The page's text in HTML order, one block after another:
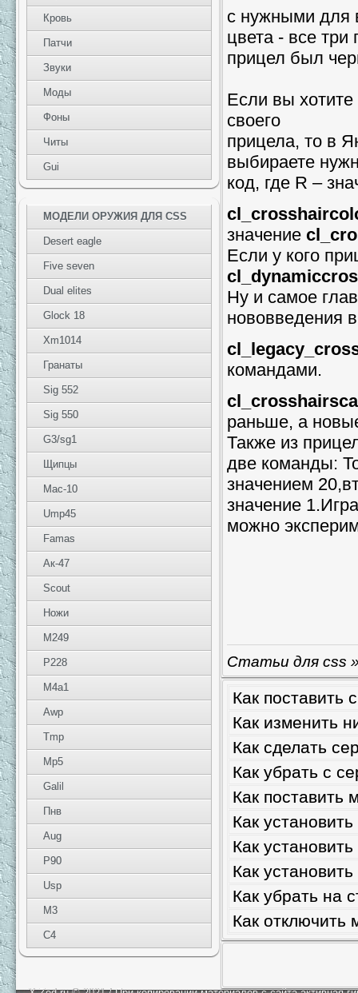
с нужными для
цвета - все
прицел был
Если вы
своего
прицела, то в
выбираете
код, где R –
значение
Если у кого
Ну и самое
нововведения
командами.
раньше, а
Также из
две команды:
значением
значение
можно
Статьи для css
Как поставить
Как изменить
Как сделать
Как убрать с
Как поставить
Как
Как
Как
Как убрать на
Как отключить
Кровь
Патчи
Звуки
Моды
Фоны
Читы
Gui
МОДЕЛИ ОРУЖИЯ ДЛЯ CSS
Desert eagle
Five seven
Dual elites
Glock 18
Xm1014
Гранаты
Sig 552
Sig 550
G3/sg1
Щипцы
Mac-10
Ump45
Famas
Ак-47
Scout
Ножи
M249
P228
M4a1
Awp
Tmp
Mp5
Galil
Пнв
Aug
P90
Usp
M3
C4